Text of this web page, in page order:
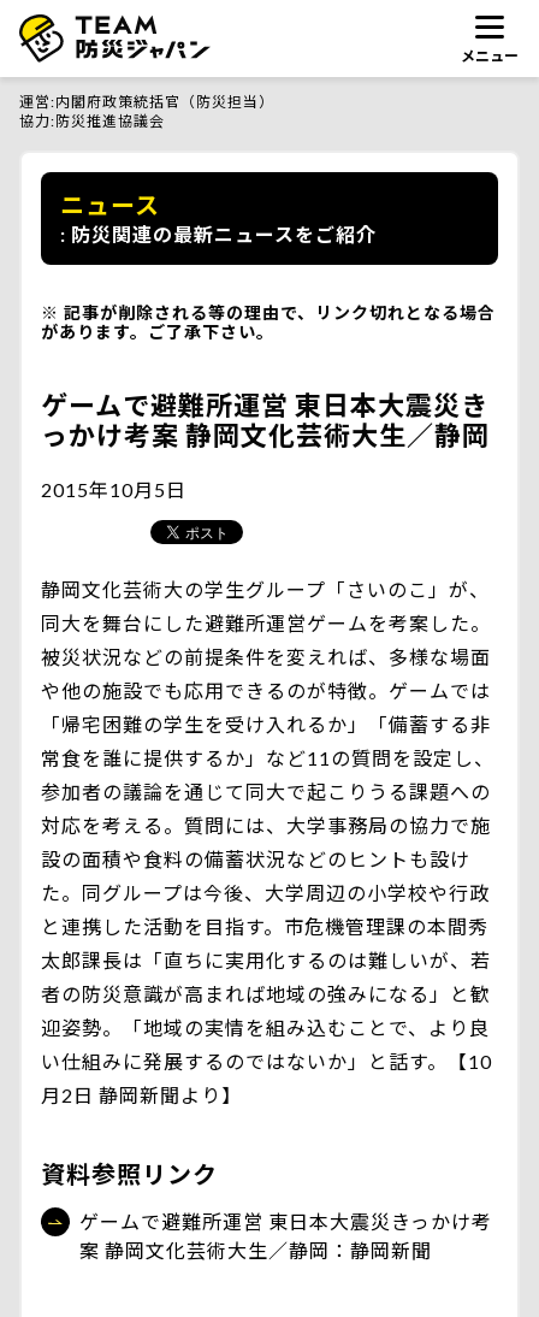
メニュー
運営 内閣府政策統括官（防災担当）
協力 防災推進協議会
ニュース
防災関連の最新ニュースをご紹介
記事が削除される等の理由で、リンク切れとなる場合
があります。ご了承下さい。
ゲームで避難所運営 東日本大震災き
っかけ考案 静岡文化芸術大生／静岡
2015年10月5日
静岡文化芸術大の学生グループ「さいのこ」が、
同大を舞台にした避難所運営ゲームを考案した。
被災状況などの前提条件を変えれば、多様な場面
や他の施設でも応用できるのが特徴。ゲームでは
「帰宅困難の学生を受け入れるか」「備蓄する非
常食を誰に提供するか」など11の質問を設定し、
参加者の議論を通じて同大で起こりうる課題への
対応を考える。質問には、大学事務局の協力で施
設の面積や食料の備蓄状況などのヒントも設け
た。同グループは今後、大学周辺の小学校や行政
と連携した活動を目指す。市危機管理課の本間秀
太郎課長は「直ちに実用化するのは難しいが、若
者の防災意識が高まれば地域の強みになる」と歓
迎姿勢。「地域の実情を組み込むことで、より良
い仕組みに発展するのではないか」と話す。【10
月2日 静岡新聞より】
資料参照リンク
ゲームで避難所運営 東日本大震災きっかけ考
案 静岡文化芸術大生／静岡：静岡新聞